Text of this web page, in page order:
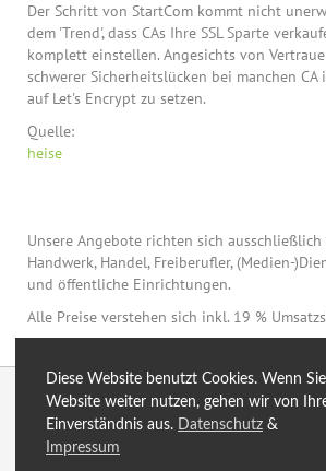
Diese Website benutzt Cookies. Wenn
Website weiter nutzen, gehen wir von
Einverständnis aus. Datenschutz &
Impressum
Der Schritt von StartCom kommt nicht
dem 'Trend', dass CAs Ihre SSL Sparte
komplett einstellen. Angesichts von
schwerer Sicherheitslücken bei manchen CA
auf Let's Encrypt zu setzen.
Quelle:
heise
Unsere Angebote richten sich
Handwerk, Handel, Freiberufler, (Medien-
und öffentliche Einrichtungen.
Alle Preise verstehen sich inkl. 19 %
© 2026 by eXtro.hosting
optimiert